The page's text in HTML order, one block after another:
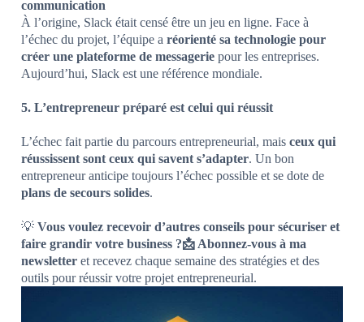
communication
À l’origine, Slack était censé être un jeu en ligne. Face à
l’échec du projet, l’équipe a réorienté sa technologie pour
créer une plateforme de messagerie pour les entreprises.
Aujourd’hui, Slack est une référence mondiale.
5. L’entrepreneur préparé est celui qui réussit
L’échec fait partie du parcours entrepreneurial, mais ceux qui
réussissent sont ceux qui savent s’adapter. Un bon
entrepreneur anticipe toujours l’échec possible et se dote de
plans de secours solides.
💡 Vous voulez recevoir d’autres conseils pour sécuriser et
faire grandir votre business ?📩 Abonnez-vous à ma
newsletter et recevez chaque semaine des stratégies et des
outils pour réussir votre projet entrepreneurial.